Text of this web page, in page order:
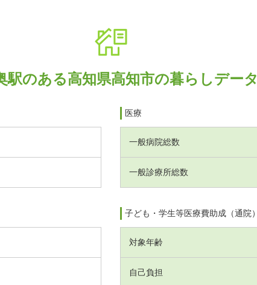
駅のある高知県高知市の暮らしデータ
医療
一般病院総数
一般診療所総数
子ども・学生等医療費助成（通院）
対象年齢
自己負担